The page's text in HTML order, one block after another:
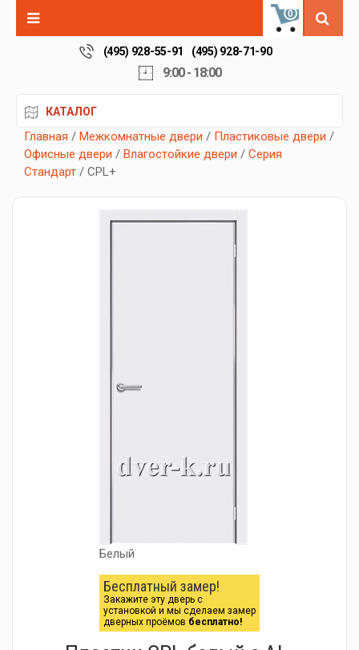
0
(495) 928-55-91 (495) 928-71-90
9:00 - 18:00
КАТАЛОГ
Главная / Межкомнатные двери / Пластиковые двери /
Офисные двери / Влагостойкие двери / Серия
Стандарт / CPL+
Белый
Бесплатный замер!
Закажите эту дверь с
установкой и мы сделаем замер
дверных проёмов бесплатно!